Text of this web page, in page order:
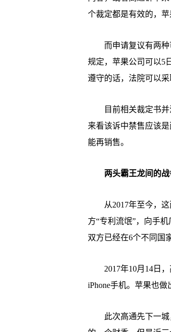
个裁定都是有效的，苹
而申请复议有两种
规定，苹果公司可以5
遵守的话，法院可以
目前相关裁定书并
来看该诉中禁售应该
能再销售。
两头霸王龙间的战
从2017年至今，这
方“专利流氓”，向手
双方已经在6个不同国
2017年10月14日，
iPhone手机。苹果也做
此次高通先下一城